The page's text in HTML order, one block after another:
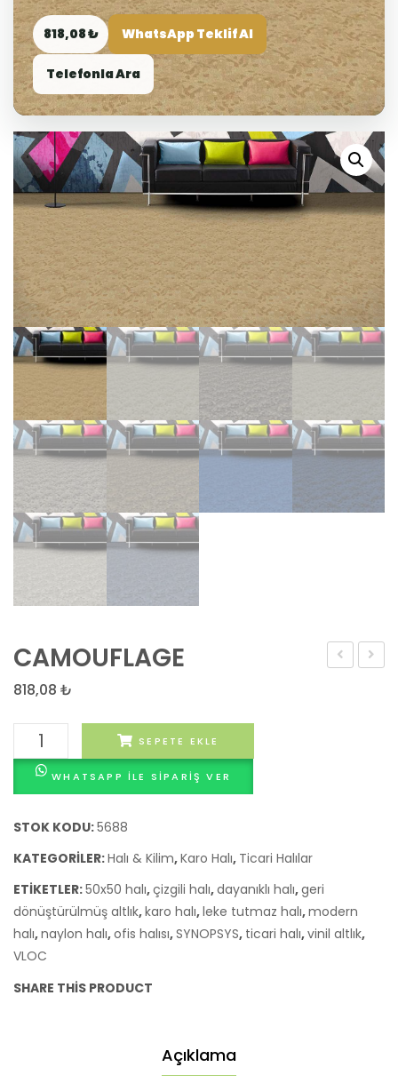
818,08 ₺ WhatsApp Teklif Al
Telefonla Ara
CAMOUFLAGE
818,08 ₺
CAMOUFLAGE
adet
SEPETE EKLE
WHATSAPP ILE SIPARIŞ VER
STOK KODU:5688
KATEGORILER:Halı & Kilim,Karo Halı, Ticari Halılar
ETIKETLER:50x50 halı,çizgili halı,dayanıklı halı,geri
dönüştürülmüş altlık,karo halı,leke tutmaz halı,modern
halı,naylon halı,ofis halısı,SYNOPSYS, ticari halı,vinil altlık,
VLOC
SHARE THIS PRODUCT
Açıklama